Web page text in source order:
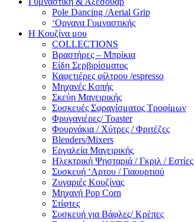
Pole Dancing /Aerial Grip
‘Οργανα Γυμναστικής
Η Κουζίνα μου
COLLECTIONS
Βραστήρες – Μπρίκια
Είδη Σερβιρίσματος
Καφετιέρες φίλτρου /espresso
Μηχανές Κοπής
Σκεύη Μαγειρικής
Συσκευές Σφραγίσματος Τροφίμων
Φρυγανιέρες/ Toaster
Φουρνάκια / Χύτρες / Φριτέζες
Blenders/Mixers
Εργαλεία Μαγειρικής
Ηλεκτρική Ψησταριά / Γκριλ / Eστίες
Συσκευή ‘Αρτου / Γιαουρτιού
Ζυγαριές Κουζίνας
Μηχανή Pop Corn
Στίφτες
Συσκευή για Βάφλες/ Κρέπες